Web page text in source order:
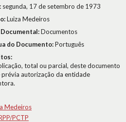
segunda, 17 de setembro de 1973
Luiza Medeiros
Documentos
do Documento:Português
total ou parcial, deste documento
prévia autorização da entidade
Medeiros
PCTP